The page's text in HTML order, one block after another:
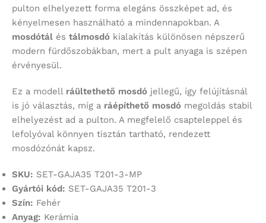
pulton elhelyezett forma elegáns összképet ad, és
kényelmesen használható a mindennapokban. A
mosdótál és tálmosdó kialakítás különösen népszerű
modern fürdőszobákban, mert a pult anyaga is szépen
érvényesül.
Ez a modell ráültethető mosdó jellegű, így felújításnál
is jó választás, míg a ráépíthető mosdó megoldás stabil
elhelyezést ad a pulton. A megfelelő csapteleppel és
lefolyóval könnyen tisztán tartható, rendezett
mosdózónát kapsz.
SKU: SET-GAJA35 T201-3-MP
Gyártói kód: SET-GAJA35 T201-3
Szín: Fehér
Anyag: Kerámia